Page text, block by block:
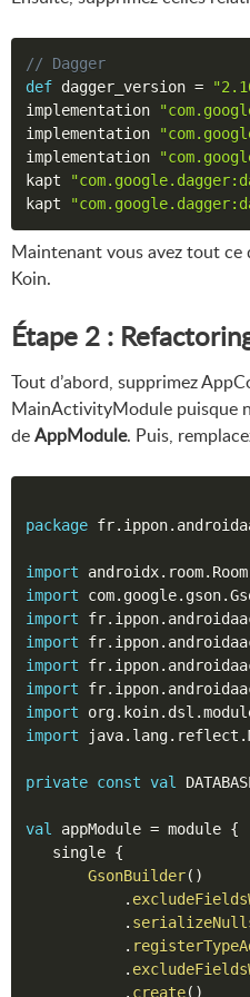
// Dagger
def dagger_version =
implementation
implementation
implementation
kapt
kapt
Maintenant vous avez tout
Koin.
Étape 2 :
Tout d’abord, supprimez
MainActivityModule puisque
deAppModule. Puis,
package fr. ippon.
import androidx. room.
import com. google. gson.
import fr. ippon.
import fr. ippon.
import fr. ippon.
import fr. ippon.
import org. koin. dsl .
import java. lang. reflect .
private const val
val appModule = module {
   single
{
GsonBuilder( )
.
.
.
.
. create( )